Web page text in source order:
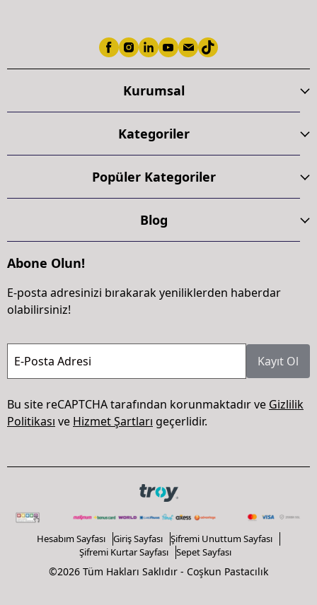
Kurumsal
Kategoriler
Popüler Kategoriler
Blog
Abone Olun!
E-posta adresinizi bırakarak yeniliklerden haberdar
olabilirsiniz!
E-Posta Adresi Kayıt Ol
Bu site reCAPTCHA tarafından korunmaktadır ve Gizlilik
Politikası ve Hizmet Şartları geçerlidir.
Hesabım Sayfası Giriş Sayfası
Şifremi Unuttum Sayfası
Şifremi Kurtar Sayfası
Sepet Sayfası
©2026 Tüm Hakları Saklıdır - Coşkun Pastacılık